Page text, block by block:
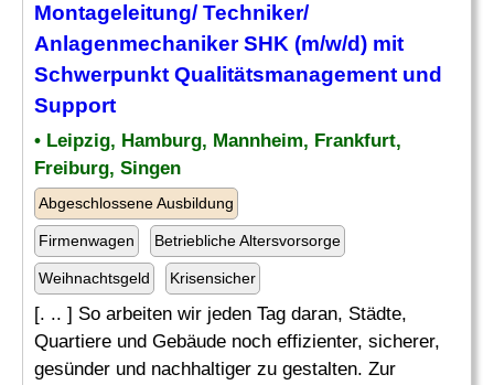
Montageleitung/ Techniker/
Anlagenmechaniker SHK (m/w/d) mit
Schwerpunkt Qualitätsmanagement und
Support
• Leipzig, Hamburg, Mannheim, Frankfurt,
Freiburg, Singen
Abgeschlossene Ausbildung
Firmenwagen Betriebliche Altersvorsorge
Weihnachtsgeld Krisensicher
[. .. ] So arbeiten wir jeden Tag daran, Städte,
Quartiere und Gebäude noch effizienter, sicherer,
gesünder und nachhaltiger zu gestalten. Zur